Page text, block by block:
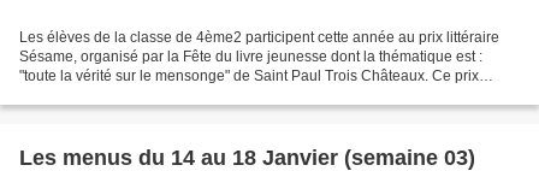
Les élèves de la classe de 4ème2 participent cette année au prix littéraire
Sésame, organisé par la Fête du livre jeunesse dont la thématique est :
"toute la vérité sur le mensonge" de Saint Paul Trois Châteaux. Ce prix
Les menus du 14 au 18 Janvier (semaine 03)